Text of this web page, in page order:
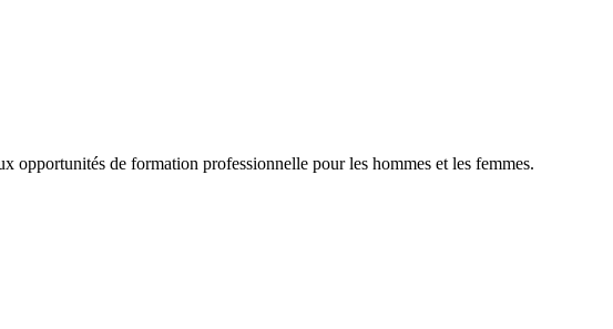
opportunités de formation professionnelle pour les hommes et les femmes.